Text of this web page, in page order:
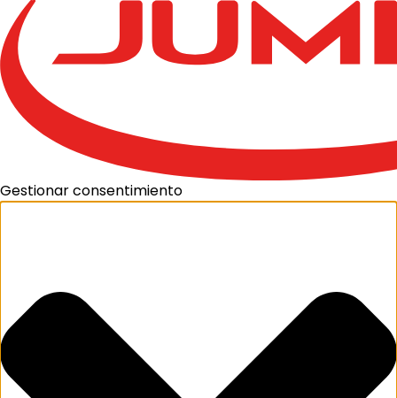
Gestionar consentimiento